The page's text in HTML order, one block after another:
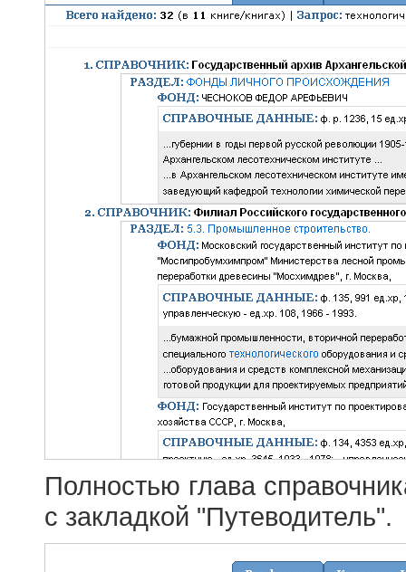
Полностью глава
с закладкой "Путеводитель".